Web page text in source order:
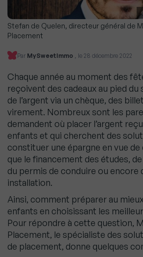
Stefan de Quelen, directeur général de
Placement
Par MySweetImmo , le 28 décembre 2022
Chaque année au moment des
reçoivent des cadeaux au pied du
de l’argent via un chèque, des
virement. Nombreux sont les
demandent où placer l’argent
enfants et qui cherchent des
constituer une épargne en vue
que le financement des études,
du permis de conduire ou encore
installation.
Ainsi, comment préparer au mieux
enfants en choisissant les
Pour répondre à cette question,
Placement, le spécialiste des
de placement, donne quelques